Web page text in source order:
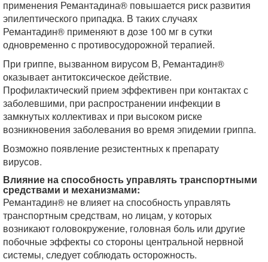
применения Ремантадина® повышается риск развития
эпилептического припадка. В таких случаях
Ремантадин® применяют в дозе 100 мг в сутки
одновременно с противосудорожной терапией.
При гриппе, вызванном вирусом В, Ремантадин®
оказывает антитоксическое действие.
Профилактический прием эффективен при контактах с
заболевшими, при распространении инфекции в
замкнутых коллективах и при высоком риске
возникновения заболевания во время эпидемии гриппа.
Возможно появление резистентных к препарату
вирусов.
Влияние на способность управлять транспортными
средствами и механизмами:
Ремантадин® не влияет на способность управлять
транспортным средствам, но лицам, у которых
возникают головокружение, головная боль или другие
побочные эффекты со стороны центральной нервной
системы, следует соблюдать осторожность.